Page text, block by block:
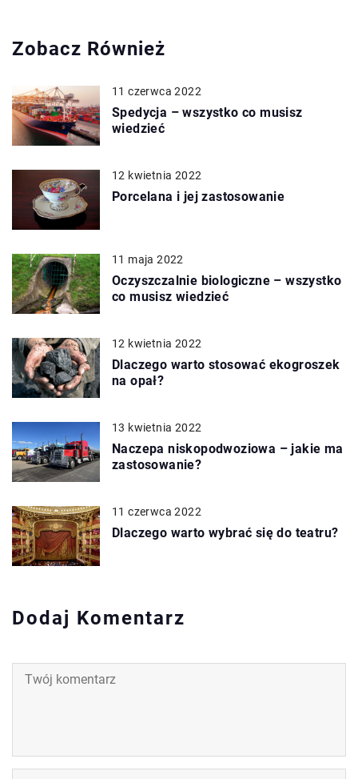
Zobacz Również
11 czerwca 2022
Spedycja – wszystko co musisz
wiedzieć
12 kwietnia 2022
Porcelana i jej zastosowanie
11 maja 2022
Oczyszczalnie biologiczne – wszystko
co musisz wiedzieć
12 kwietnia 2022
Dlaczego warto stosować ekogroszek
na opał?
13 kwietnia 2022
Naczepa niskopodwoziowa – jakie ma
zastosowanie?
11 czerwca 2022
Dlaczego warto wybrać się do teatru?
Dodaj Komentarz